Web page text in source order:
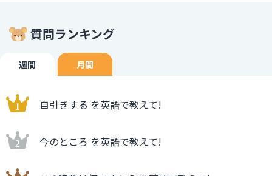
質問ランキング
週間 月間
自引きする を英語で教えて!
今のところ を英語で教えて!